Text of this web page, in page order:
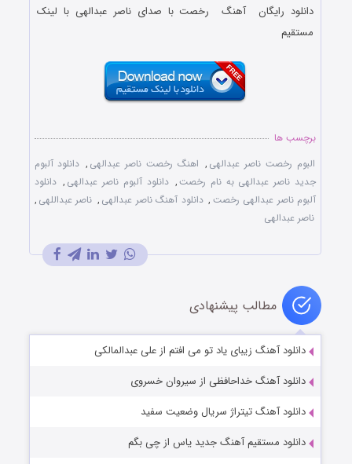
دانلود رایگان آهنگ رخصت با صدای ناصر عبدالهی با لینک
مستقیم
برچسب ها
البوم رخصت ناصر عبدالهی , اهنگ رخصت ناصر عبدالهی , دانلود آلبوم
جدید ناصر عبدالهی به نام رخصت, دانلود آلبوم ناصر عبدالهی , دانلود
آلبوم ناصر عبدالهی رخصت , دانلود آهنگ ناصر عبدالهی , ناصر عبداللهی ,
ناصر عبدالهی
مطالب پیشنهادی
دانلود آهنگ زیبای یاد تو می افتم از علی عبدالمالکی
دانلود آهنگ خداحافظی از سیروان خسروی
دانلود آهنگ تیتراژ سریال وضعیت سفید
دانلود مستقیم آهنگ جدید یاس از چی بگم